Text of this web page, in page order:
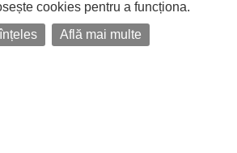
cookies pentru a funcționa.
Află mai multe